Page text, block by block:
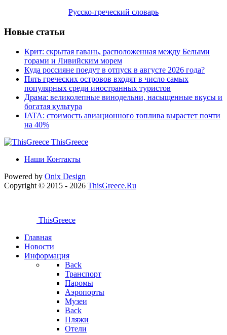
Русско-греческий словарь
Новые статьи
Крит: скрытая гавань, расположенная между Белыми
горами и Ливийским морем
Куда россияне поедут в отпуск в августе 2026 года?
Пять греческих островов входят в число самых
популярных среди иностранных туристов
Драма: великолепные винодельни, насыщенные вкусы и
богатая культура
IATA: стоимость авиационного топлива вырастет почти
на 40%
ThisGreece
Наши Контакты
Powered by Onix Design
Copyright © 2015 - 2026 ThisGreece.Ru
ThisGreece
Главная
Новости
Информация
Back
Транспорт
Паромы
Аэропорты
Музеи
Back
Пляжи
Отели